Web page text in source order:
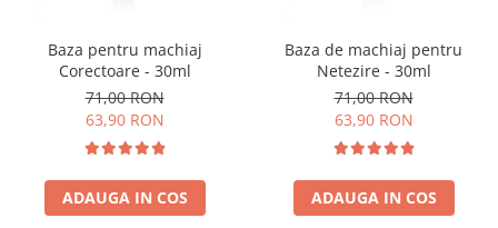
Baza pentru machiaj
Corectoare - 30ml
71,00 RON
63,90 RON
ADAUGA IN COS
Baza de machiaj pentru
Netezire - 30ml
71,00 RON
63,90 RON
ADAUGA IN COS